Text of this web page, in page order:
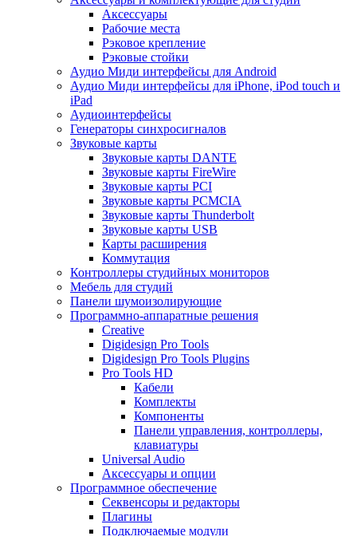
Аксессуары
Рабочие места
Рэковое крепление
Рэковые стойки
Аудио Миди интерфейсы для Android
Аудио Миди интерфейсы для iPhone, iPod touch и
iPad
Аудиоинтерфейсы
Генераторы синхросигналов
Звуковые карты
Звуковые карты DANTE
Звуковые карты FireWire
Звуковые карты PCI
Звуковые карты PCMCIA
Звуковые карты Thunderbolt
Звуковые карты USB
Карты расширения
Коммутация
Контроллеры студийных мониторов
Мебель для студий
Панели шумоизолирующие
Программно-аппаратные решения
Creative
Digidesign Pro Tools
Digidesign Pro Tools Plugins
Pro Tools HD
Кабели
Комплекты
Компоненты
Панели управления, контроллеры,
клавиатуры
Universal Audio
Аксессуары и опции
Программное обеспечение
Cеквенсоры и редакторы
Плагины
Подключаемые модули